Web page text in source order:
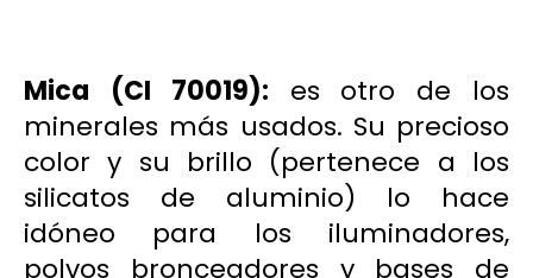
Mica (CI 70019): es otro de los
minerales más usados. Su precioso
color y su brillo (pertenece a los
silicatos de aluminio) lo hace
idóneo para los iluminadores,
polvos bronceadores y bases de